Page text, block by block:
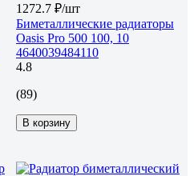
1272.7 ₽/шт
Биметаллические радиаторы
Oasis Pro 500 100, 10
4640039484110
4.8
(89)
В корзину